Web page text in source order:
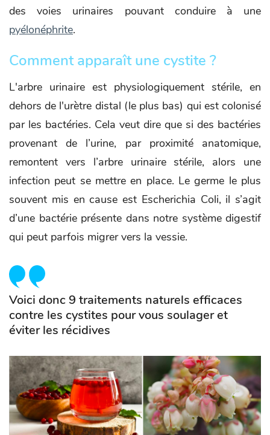
des voies urinaires pouvant conduire à une
pyélonéphrite.
Comment apparaît une cystite ?
L'arbre urinaire est physiologiquement stérile, en
dehors de l'urètre distal (le plus bas) qui est colonisé
par les bactéries. Cela veut dire que si des bactéries
provenant de l’urine, par proximité anatomique,
remontent vers l’arbre urinaire stérile, alors une
infection peut se mettre en place. Le germe le plus
souvent mis en cause est Escherichia Coli, il s’agit
d’une bactérie présente dans notre système digestif
qui peut parfois migrer vers la vessie.
Voici donc 9 traitements naturels efficaces
contre les cystites pour vous soulager et
éviter les récidives